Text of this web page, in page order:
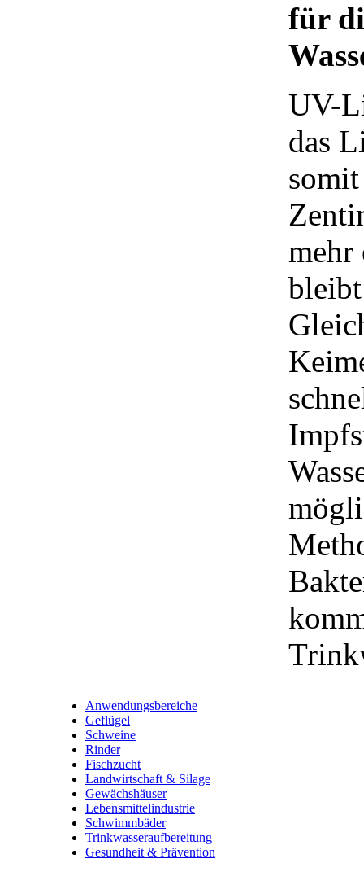
für
UV-
das
Anwendungsbereiche
Geflügel
Schweine
Rinder
Fischzucht
Landwirtschaft & Silage
Gewächshäuser
Lebensmittelindustrie
Schwimmbäder
Trinkwasseraufbereitung
Gesundheit & Prävention